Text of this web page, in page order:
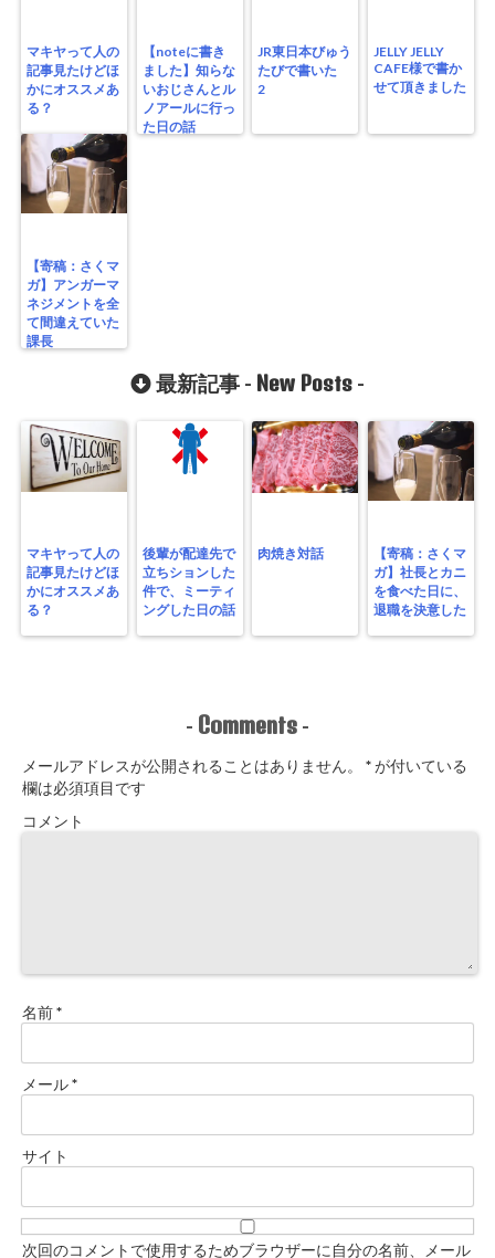
マキヤって人の
記事見たけどほ
かにオススメあ
る？
【noteに書き
ました】知らな
いおじさんとル
ノアールに行っ
た日の話
JR東日本びゅう
たびで書いた
2
JELLY JELLY
CAFE様で書か
せて頂きました
【寄稿：さくマ
ガ】アンガーマ
ネジメントを全
て間違えていた
課長
最新記事 - New Posts -
マキヤって人の
記事見たけどほ
かにオススメあ
る？
後輩が配達先で
立ちションした
件で、ミーティ
ングした日の話
肉焼き対話
【寄稿：さくマ
ガ】社長とカニ
を食べた日に、
退職を決意した
- Comments -
メールアドレスが公開されることはありません。 *が付いている
欄は必須項目です
コメント
名前*
メール*
サイト
次回のコメントで使用するためブラウザーに自分の名前、メール